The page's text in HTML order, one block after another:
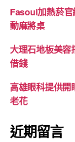
Fasoul加熱菸
動麻將桌
大理石地板美
借錢
高雄眼科提供開
老花
近期留言